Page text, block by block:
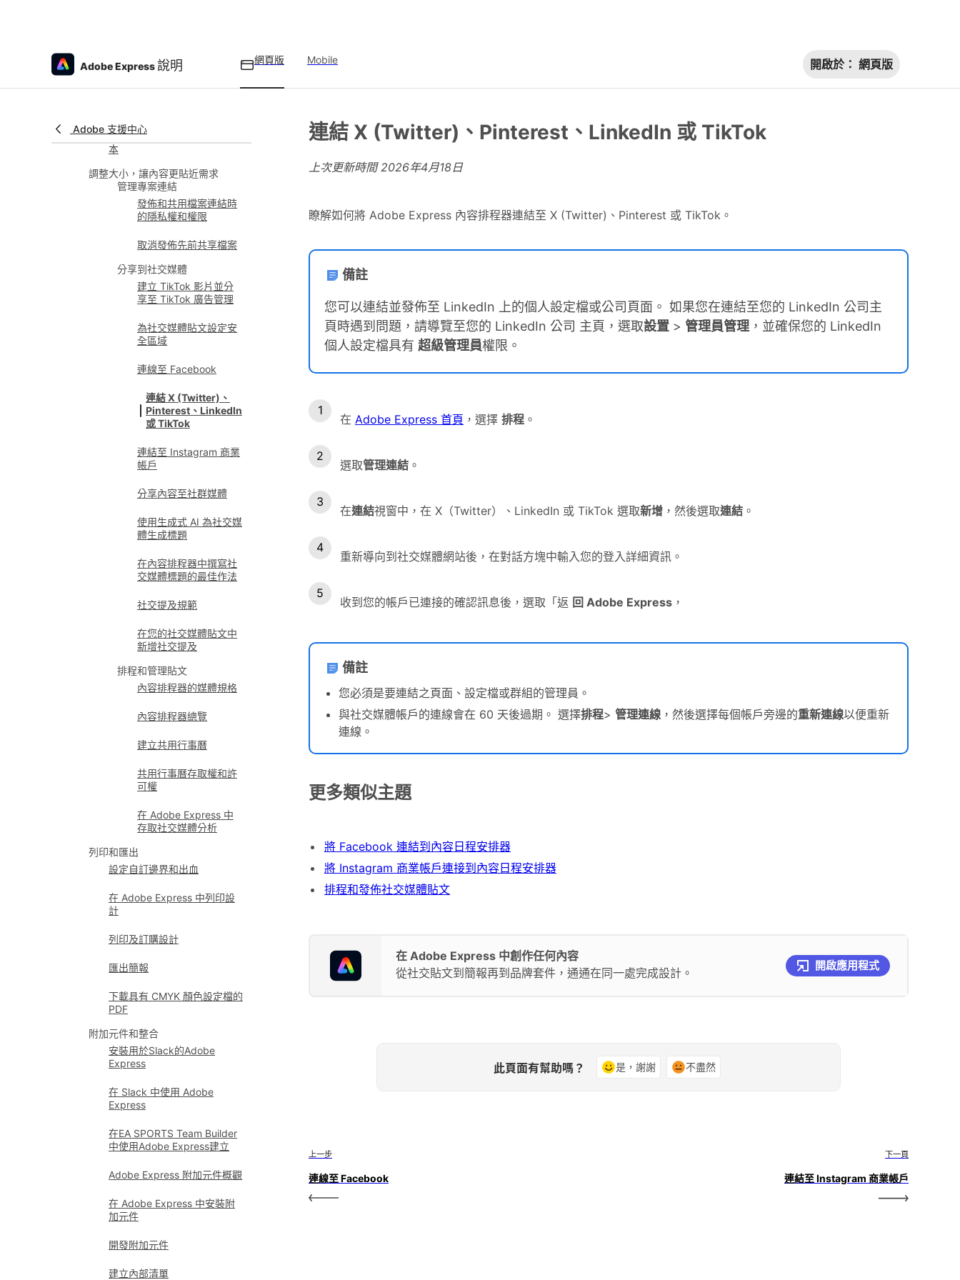
Adobe Express說明 網頁版 Mobile 開啟於： 網頁版
Adobe 支援中心
閱和核准
在 Workfront 中審閱和核准範
本
調整大小，讓內容更貼近需求
管理專案連結
發佈和共用檔案連結時
的隱私權和權限
取消發佈先前共享檔案
分享到社交媒體
建立 TikTok 影片並分
享至 TikTok 廣告管理
為社交媒體貼文設定安
全區域
連線至 Facebook
連結 X (Twitter)、
Pinterest、LinkedIn
或 TikTok
連結至 Instagram 商業
帳戶
分享內容至社群媒體
使用生成式 AI 為社交媒
體生成標題
在內容排程器中撰寫社
交媒體標題的最佳作法
社交提及規範
在您的社交媒體貼文中
新增社交提及
排程和管理貼文
內容排程器的媒體規格
內容排程器總覽
建立共用行事曆
共用行事曆存取權和許
可權
在 Adobe Express 中
存取社交媒體分析
列印和匯出
設定自訂邊界和出血
在 Adobe Express 中列印設
計
列印及訂購設計
匯出簡報
下載具有 CMYK 顏色設定檔的
PDF
附加元件和整合
安裝用於Slack的Adobe
Express
在 Slack 中使用 Adobe
Express
在EA SPORTS Team Builder
中使用Adobe Express建立
Adobe Express 附加元件概觀
在 Adobe Express 中安裝附
加元件
開發附加元件
建立內部清單
連結 X (Twitter)、Pinterest、LinkedIn 或 TikTok
上次更新時間2026年4月18日
瞭解如何將 Adobe Express 內容排程器連結至 X (Twitter)、Pinterest 或 TikTok。
備註
您可以連結並發佈至 LinkedIn 上的個人設定檔或公司頁面。 如果您在連結至您的 LinkedIn 公司主
頁時遇到問題，請導覽至您的 LinkedIn 公司 主頁，選取設置 > 管理員管理 ，並確保您的 LinkedIn
個人設定檔具有 超級管理員權限。
在 Adobe Express 首頁 ，選擇 排程 。
選取管理連結 。
在連結視窗中，在 X（Twitter）、LinkedIn 或 TikTok 選取新增 ，然後選取連結 。
重新導向到社交媒體網站後，在對話方塊中輸入您的登入詳細資訊。
收到您的帳戶已連接的確認訊息後，選取「返 回 Adobe Express ，
備註
您必須是要連結之頁面、設定檔或群組的管理員。
與社交媒體帳戶的連線會在 60 天後過期。 選擇排程> 管理連線 ，然後選擇每個帳戶旁邊的重新連線以便重新
連線。
更多類似主題
將 Facebook 連結到內容日程安排器
將 Instagram 商業帳戶連接到內容日程安排器
排程和發佈社交媒體貼文
在 Adobe Express 中創作任何內容
從社交貼文到簡報再到品牌套件，通通在同一處完成設計。
開啟應用程式
此頁面有幫助嗎？ 是，謝謝 不盡然
上一步
連線至 Facebook
下一頁
連結至 Instagram 商業帳戶